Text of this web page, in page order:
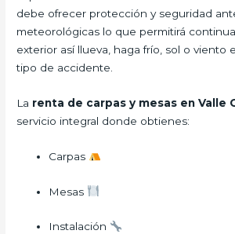
debe ofrecer protección y seguridad
meteorológicas lo que permitirá
exterior así llueva, haga frío, sol o viento
tipo de accidente.
La renta de carpas y mesas en Valle
servicio integral donde obtienes:
Carpas
Mesas
Instalación